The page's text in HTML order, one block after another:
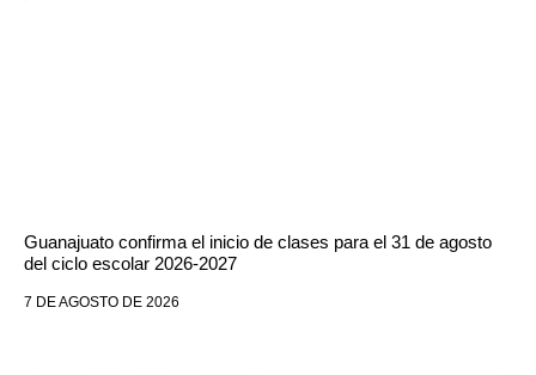
Guanajuato confirma el inicio de clases para el 31 de agosto
del ciclo escolar 2026-2027
7 DE AGOSTO DE 2026